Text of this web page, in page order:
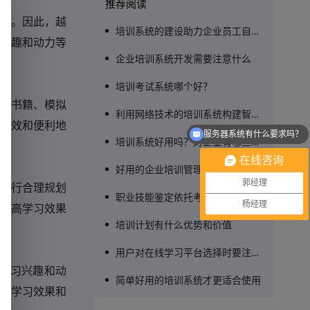
。因此，越
趣和动力等
书籍、模拟
效和便利地
行合理规划
高学习效果
习兴趣和动
学习效果和
推荐阅读
培训系统的建设助力企业员工自主学习水平的提升
企业培训系统开发需要注意什么
培训考试系统哪个好？
利用网络技术的培训系统构建智能化的学习管理平台
培训系统好用吗？对企业有哪些好处？
好用的企业培训管理系统推荐
职业技能鉴定依托考试在线系统确保结果公平公正
培训计划有什么优势和价值
用户对在线学习平台选择时要注意的问题
简单好用的培训系统才更适合使用
在线咨询
郭经理
杨经理
服务器系统有什么要求吗？